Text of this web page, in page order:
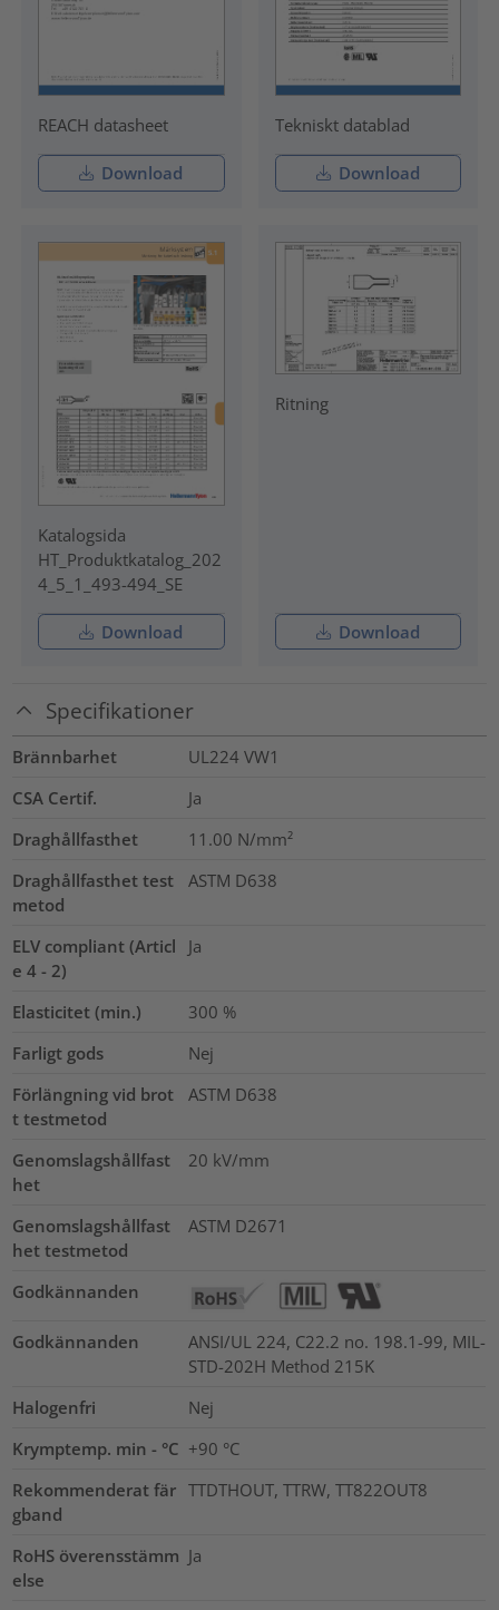
REACH datasheet
Download
Tekniskt datablad
Download
Katalogsida
HT_Produktkatalog_202
4_5_1_493-494_SE
Download
Ritning
Download
Specifikationer
Brännbarhet
UL224 VW1
CSA Certif.
Ja
Draghållfasthet
11.00 N/mm²
Draghållfasthet test
metod
ASTM D638
ELV compliant (Articl
e 4 - 2)
Ja
Elasticitet (min.) 300 %
Farligt gods
Nej
Förlängning vid brot
t testmetod
ASTM D638
Genomslagshållfast
het
20 kV/mm
Genomslagshållfast
het testmetod
ASTM D2671
Godkännanden
Godkännanden
ANSI/UL 224, C22.2 no. 198.1-99, MIL-
STD-202H Method 215K
Halogenfri
Nej
Krymptemp. min - °C +90 °C
Rekommenderat fär
gband
TTDTHOUT, TTRW, TT822OUT8
RoHS överensstämm
else
Ja